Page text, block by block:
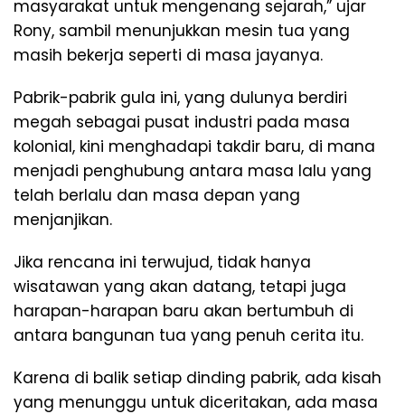
masyarakat untuk mengenang sejarah,” ujar
Rony, sambil menunjukkan mesin tua yang
masih bekerja seperti di masa jayanya.
Pabrik-pabrik gula ini, yang dulunya berdiri
megah sebagai pusat industri pada masa
kolonial, kini menghadapi takdir baru, di mana
menjadi penghubung antara masa lalu yang
telah berlalu dan masa depan yang
menjanjikan.
Jika rencana ini terwujud, tidak hanya
wisatawan yang akan datang, tetapi juga
harapan-harapan baru akan bertumbuh di
antara bangunan tua yang penuh cerita itu.
Karena di balik setiap dinding pabrik, ada kisah
yang menunggu untuk diceritakan, ada masa